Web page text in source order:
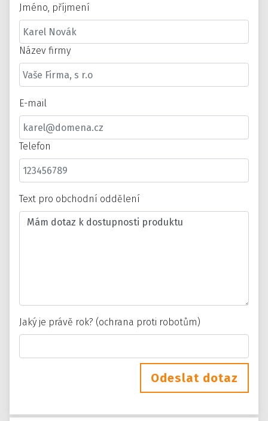
Jméno, příjmení
Název firmy
E-mail
Telefon
Text pro obchodní oddělení
Jaký je právě rok? (ochrana proti robotům)
Odeslat dotaz